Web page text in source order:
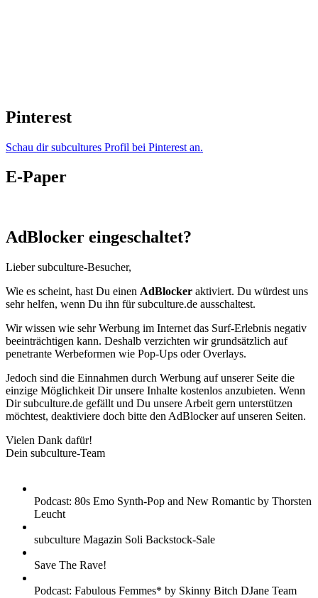
Pinterest
Schau dir subcultures Profil bei Pinterest an.
E-Paper
AdBlocker eingeschaltet?
Lieber subculture-Besucher,
Wie es scheint, hast Du einen AdBlocker aktiviert. Du würdest uns
sehr helfen, wenn Du ihn für subculture.de ausschaltest.
Wir wissen wie sehr Werbung im Internet das Surf-Erlebnis negativ
beeinträchtigen kann. Deshalb verzichten wir grundsätzlich auf
penetrante Werbeformen wie Pop-Ups oder Overlays.
Jedoch sind die Einnahmen durch Werbung auf unserer Seite die
einzige Möglichkeit Dir unsere Inhalte kostenlos anzubieten. Wenn
Dir subculture.de gefällt und Du unsere Arbeit gern unterstützen
möchtest, deaktiviere doch bitte den AdBlocker auf unseren Seiten.
Vielen Dank dafür!
Dein subculture-Team
Podcast: 80s Emo Synth-Pop and New Romantic by Thorsten
Leucht
subculture Magazin Soli Backstock-Sale
Save The Rave!
Podcast: Fabulous Femmes* by Skinny Bitch DJane Team